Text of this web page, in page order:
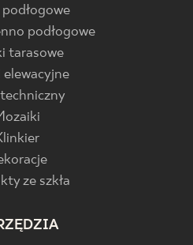
podłogowe
tarasowe
elewacyjne
ze szkła